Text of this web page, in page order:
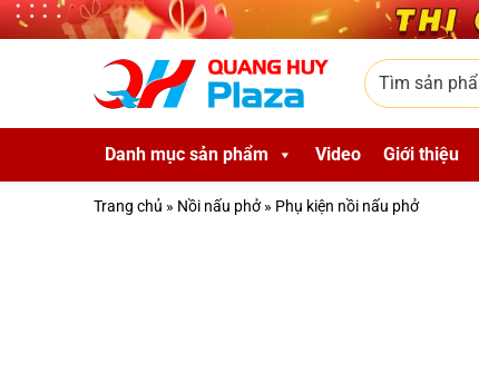
Skip to main content
Tìm sản phẩm
Danh mục sản phẩm Video Giới thiệu
Trang chủ » Nồi nấu phở» Phụ kiện nồi nấu phở